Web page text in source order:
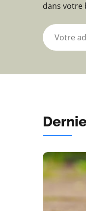
dans votre